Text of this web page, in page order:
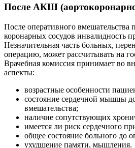
После АКШ
После оперативного
коронарных сосудов инвалидность
Незначительная часть больных,
операцию, может рассчитывать на
Врачебная комиссия принимает во
аспекты:
возрастные особенности
состояние сердечной мышцы
вмешательства;
наличие сопутствующих
имеется ли риск сердечного
общее состояние больного до
ухудшение памяти, мышления.